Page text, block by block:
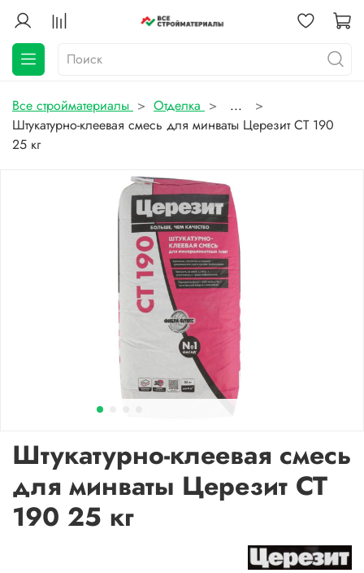
Все стройматериалы Отделка
...
Штукатурно-клеевая смесь для минваты Церезит CT 190
25 кг
Штукатурно-клеевая смесь
для минваты Церезит CT
190 25 кг